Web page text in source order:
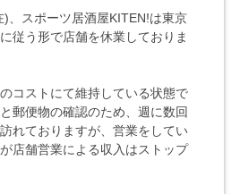
、スポーツ居酒屋KITEN!は東京
従う形で店舗を休業しておりま
コストにて維持している状態で
郵便物の確認のため、週に数回
れておりますが、営業をしてい
店舗営業による収入はストップ